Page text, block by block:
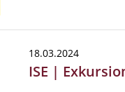
18.03.2024
ISE |